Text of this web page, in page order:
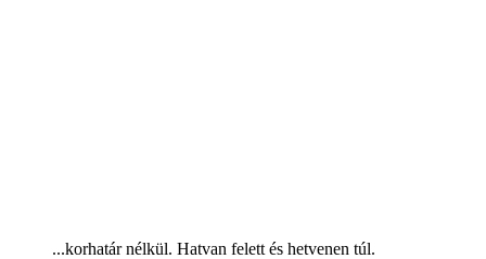
...korhatár nélkül. Hatvan felett és hetvenen túl.